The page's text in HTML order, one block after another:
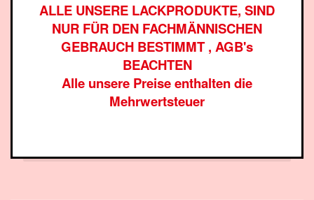
ALLE UNSERE LACKPRODUKTE, SIND
NUR FÜR DEN FACHMÄNNISCHEN
GEBRAUCH BESTIMMT , AGB's
BEACHTEN
Alle unsere Preise enthalten die
Mehrwertsteuer